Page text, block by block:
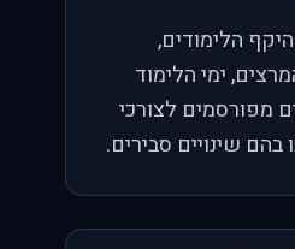
הלימודים,
ימי הלימוד
מפורסמים לצורכי
בהם שינויים סבירים.